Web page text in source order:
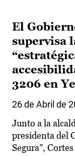
El
supervisa
3206 en
26 de Abril de
Junto a la
presidenta del
Segura”,